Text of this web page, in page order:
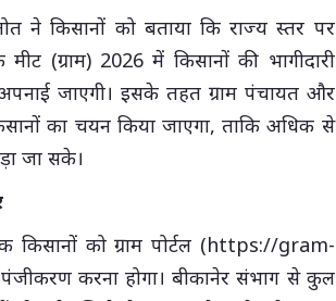
ने किसानों को बताया कि राज्य स्तर पर
(ग्राम) 2026 में किसानों की भागीदारी
अपनाई जाएगी। इसके तहत ग्राम पंचायत और
का चयन किया जाएगा, ताकि अधिक से
जा सके।
को ग्राम पोर्टल (https://gram-
पंजीकरण करना होगा। बीकानेर संभाग से कुल